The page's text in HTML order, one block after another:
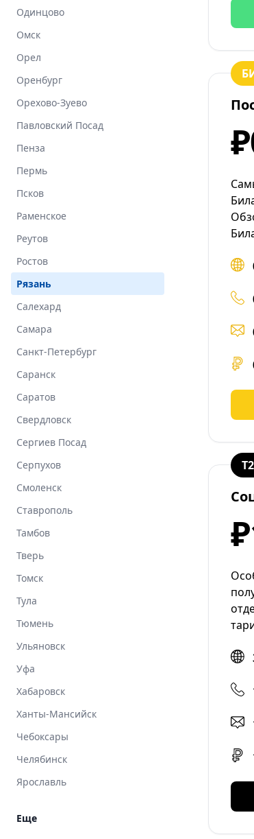
Одинцово
Омск
Орел
Оренбург
Орехово-Зуево
Павловский Посад
Пенза
Пермь
Псков
Раменское
Реутов
Ростов
Рязань
Салехард
Самара
Санкт-Петербург
Саранск
Саратов
Свердловск
Сергиев Посад
Серпухов
Смоленск
Ставрополь
Тамбов
Тверь
Томск
Тула
Тюмень
Ульяновск
Уфа
Хабаровск
Ханты-Мансийск
Чебоксары
Челябинск
Ярославль
Еще